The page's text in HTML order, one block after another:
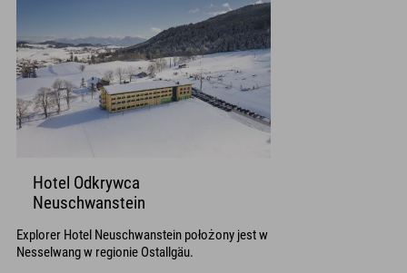
Hotel Odkrywca
Neuschwanstein
Explorer Hotel Neuschwanstein położony jest w
Nesselwang w regionie Ostallgäu.